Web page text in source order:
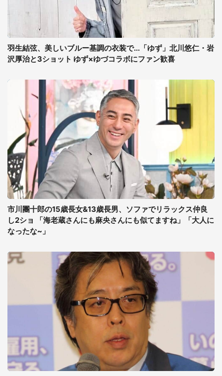
羽生結弦、美しいブルー基調の衣装で...「ゆず」北川悠仁・岩
沢厚治と3ショット ゆず×ゆづコラボにファン歓喜
市川團十郎の15歳長女&13歳長男、ソファでリラックス仲良
し2ショ 「海老蔵さんにも麻央さんにも似てますね」「大人に
なったな~」